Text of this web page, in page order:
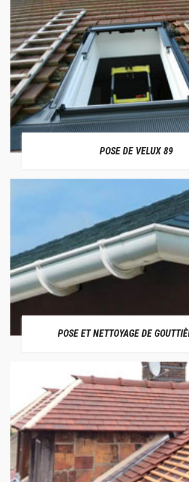
POSE DE VELUX 89
POSE ET NETTOYAGE DE